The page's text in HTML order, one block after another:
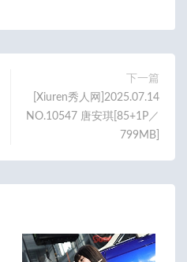
下一篇
[Xiuren秀人网]2025.07.14
NO.10547 唐安琪[85+1P／
799MB]